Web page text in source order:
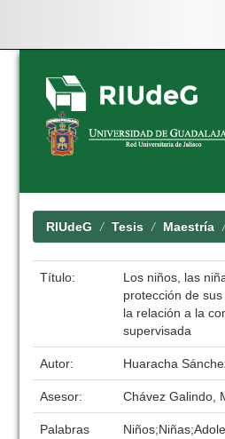
Skip
navigation
RIUdeG Tesis Maestría
Título:
Los niños, las
protección de
la relación a la
supervisada
Autor: Huaracha
Asesor: Chávez Galindo,
Palabras